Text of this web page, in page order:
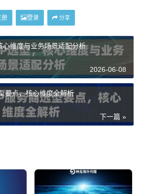
切换变得更加便捷。
理技术剖析
主要有两种核心方式：基于JDK原
第三方库（如CGLIB）的代理。它
不同的业务场景。
是Java标准库的一部分。它要求被
至少一个接口。其工作原理是，在
代理对象的方法时，调用会被转
器（InvocationHandler）中。在这
义逻辑，例如，在发起实际网络请
册 登录 分享
心维度与业务场景适配分析
2026-06-08
要点，核心维度全解析
下一篇 »